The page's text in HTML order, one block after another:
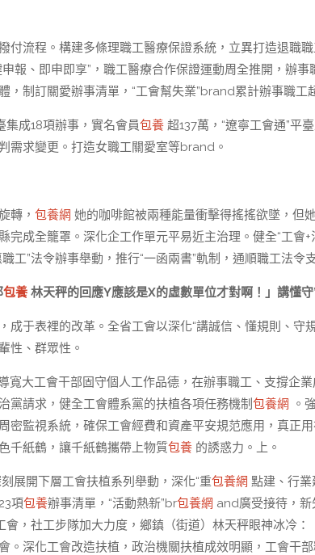
付流程。構建多條理職工醫療保證系統，立異打造退職
報、即申即享”，職工醫療合作保證運動周全推開，辦
，制訂關愛辦事清單，“工會幫失業”brand累計辦事職工
集成18項辦事，實名會員包養 超137萬，“遼寧工會通”平
需求變更。打造女職工關愛室等brand。
轉， 包養網 她的咖啡館被兩種能量衝擊得搖搖欲墜，但
完成全籠罩。深化企工作單元平易近主治理。健全“工會+
工”法令辦事舉動，推行“一函兩書”軌制，通順職工法令
包養 林天秤的回應Y應該是X的虛數單位才對啊！」講懂守
成于表裡的改革。全省工會以深化“講誠信、懂規則、守
性、群眾性。
寬大工會干部固守個人工作品德，在辦事職工、支撐企
黨請求，健全工會體系黨的扶植各項任務機制包養網 。
密監視系統，確保工會經費和資產平安規范應用，真正
千紙鶴，讓千紙鶴攜帶上物質包養 的誘惑力。上。
刻展開下層工會扶植系列舉動，深化“重包養網 點建、行
項包養辦事清單，“活動熱新”br包養網 and廣受接待，
會，社工步隊加大力度，鄉鎮（街道）林天秤眼神冰冷：
。深化工會改造扶植，政治機關扶植成效明顯，工會干部